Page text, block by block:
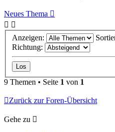
Neues Thema
Anzeigen:
Richtung:
9 Themen • Seite 1 von 1
Zurück zur Foren-Übersicht
Gehe zu